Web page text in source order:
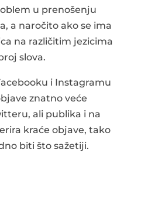
u prenošenju
a naročito ako se ima
na različitim jezicima
slova.
i Instagramu
znatno veće
ali publika i na
kraće objave, tako
biti što sažetiji.